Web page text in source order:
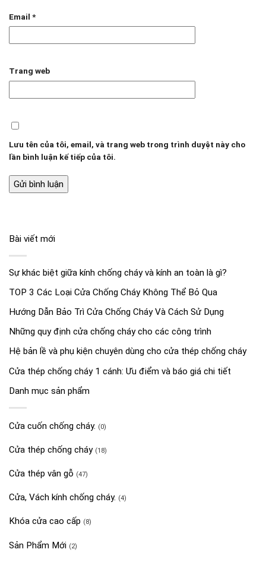
Email *
Trang web
Lưu tên của tôi, email, và trang web trong trình duyệt này cho
lần bình luận kế tiếp của tôi.
Bài viết mới
Sự khác biệt giữa kính chống cháy và kính an toàn là gì?
TOP 3 Các Loại Cửa Chống Cháy Không Thể Bỏ Qua
Hướng Dẫn Bảo Trì Cửa Chống Cháy Và Cách Sử Dụng
Những quy định cửa chống cháy cho các công trình
Hệ bản lề và phụ kiện chuyên dùng cho cửa thép chống cháy
Cửa thép chống cháy 1 cánh: Ưu điểm và báo giá chi tiết
Danh mục sản phẩm
Cửa cuốn chống cháy. (0)
Cửa thép chống cháy (18)
Cửa thép vân gỗ (47)
Cửa, Vách kính chống cháy. (4)
Khóa cửa cao cấp (8)
Sản Phẩm Mới (2)